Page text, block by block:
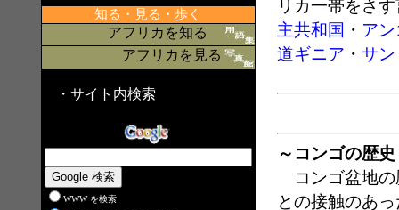
知る・見る・歩く
アフリカを知る
アフリカを見る
・サイト内検索
WWW を検索
リカ一帯をさ
主共和国 ・ ア
道ギニア ・ サ
～コンゴの歴史
コンゴ盆地の
との接触のあっ